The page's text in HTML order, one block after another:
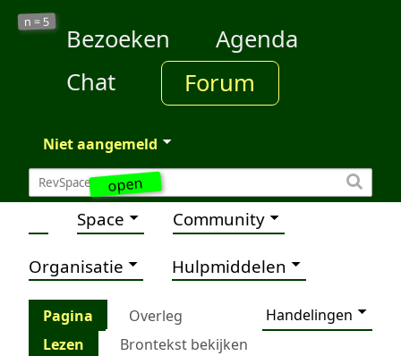
open
n = 5
Bezoeken
Agenda
Chat
Forum
Niet aangemeld
Space Community
Organisatie Hulpmiddelen
Pagina Overleg
Handelingen
Lezen
Brontekst bekijken